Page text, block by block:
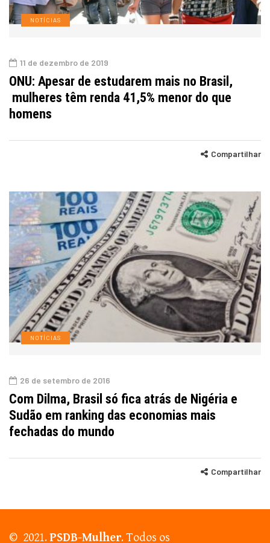
NOTÍCIAS
11 de dezembro de 2019
ONU: Apesar de estudarem mais no Brasil,
mulheres têm renda 41,5% menor do que
homens
Compartilhar
NOTÍCIAS
26 de setembro de 2016
Com Dilma, Brasil só fica atrás de Nigéria e
Sudão em ranking das economias mais
fechadas do mundo
Compartilhar
© 2021.PSDB-Mulher. Todos os